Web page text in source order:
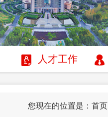
人才工作
您现在的位置是： 首页